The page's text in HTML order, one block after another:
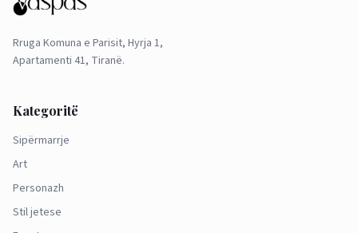
Rruga Komuna e Parisit, Hyrja 1,
Apartamenti 41, Tiranë.
Kategoritë
Sipërmarrje
Art
Personazh
Stil jetese